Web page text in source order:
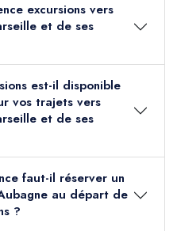
excursions vers
et de ses
est-il disponible
vos trajets vers
et de ses
faut-il réserver un
au départ de
?